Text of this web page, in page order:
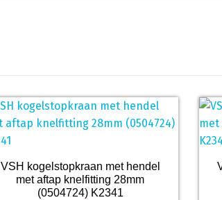
VSH kogelstopkraan met hendel
met aftap knelfitting 28mm
(0504724) K2341